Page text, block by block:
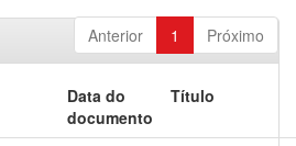
Anterior 1 Próximo
Data do
documento
Título